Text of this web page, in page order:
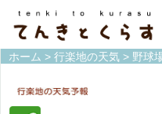
ホーム > 行楽地の天気 > 野球